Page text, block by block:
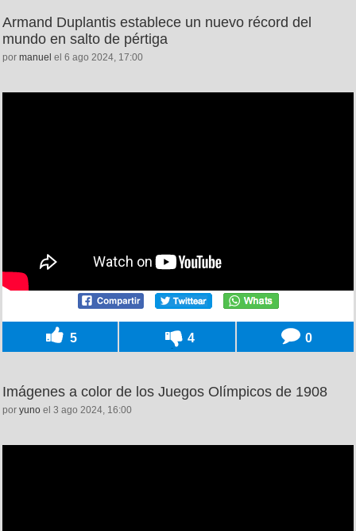
Armand Duplantis establece un nuevo récord del
mundo en salto de pértiga
por manuel el 6 ago 2024, 17:00
5 4 0
Imágenes a color de los Juegos Olímpicos de 1908
por yuno el 3 ago 2024, 16:00